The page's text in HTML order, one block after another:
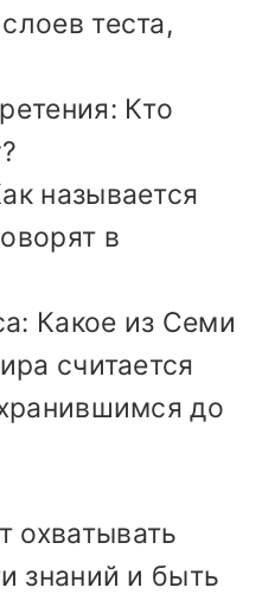
теста,
Кто
называется
в
Какое из Семи
считается
до
охватывать
знаний и быть